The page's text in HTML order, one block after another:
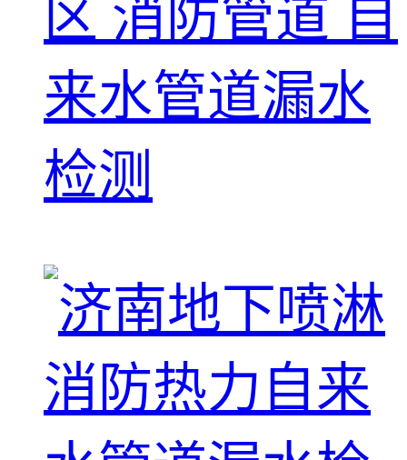
区 消防管道 自
来水管道漏水
检测